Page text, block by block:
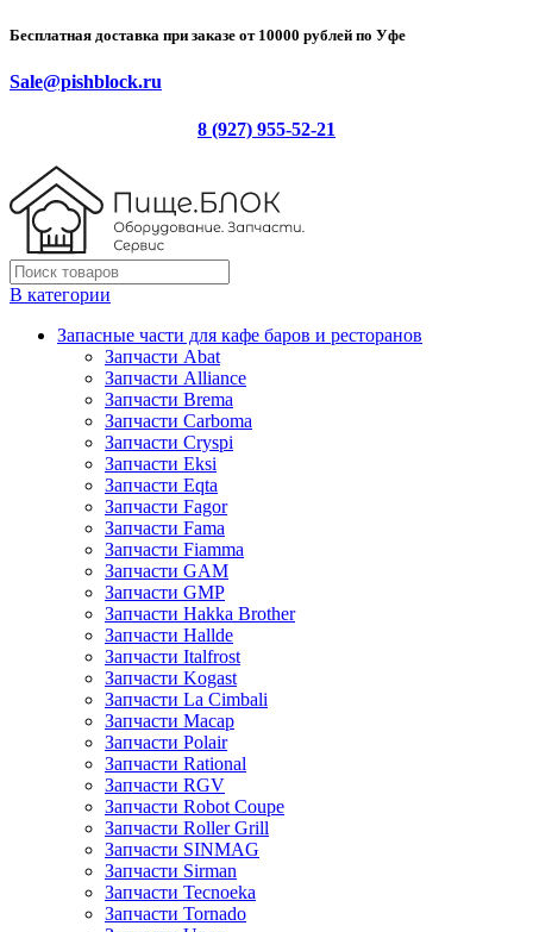
Бесплатная доставка при заказе от 10000 рублей по Уфе
Sale@pishblock.ru
8 (927) 955-52-21
В категории
Запасные части для кафе баров и ресторанов
Запчасти Abat
Запчасти Alliance
Запчасти Brema
Запчасти Carboma
Запчасти Cryspi
Запчасти Eksi
Запчасти Eqta
Запчасти Fagor
Запчасти Fama
Запчасти Fiamma
Запчасти GAM
Запчасти GMP
Запчасти Hakka Brother
Запчасти Hallde
Запчасти Italfrost
Запчасти Kogast
Запчасти La Cimbali
Запчасти Macap
Запчасти Polair
Запчасти Rational
Запчасти RGV
Запчасти Robot Coupe
Запчасти Roller Grill
Запчасти SINMAG
Запчасти Sirman
Запчасти Tecnoeka
Запчасти Tornado